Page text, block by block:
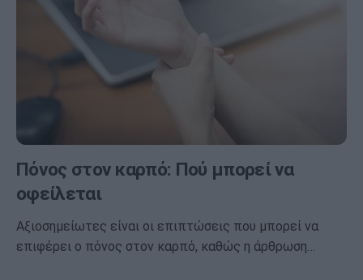
Πόνος στον καρπό: Πού μπορεί να
οφείλεται
Αξιοσημείωτες είναι οι επιπτώσεις που μπορεί να
επιφέρει ο πόνος στον καρπό, καθώς η άρθρωση…